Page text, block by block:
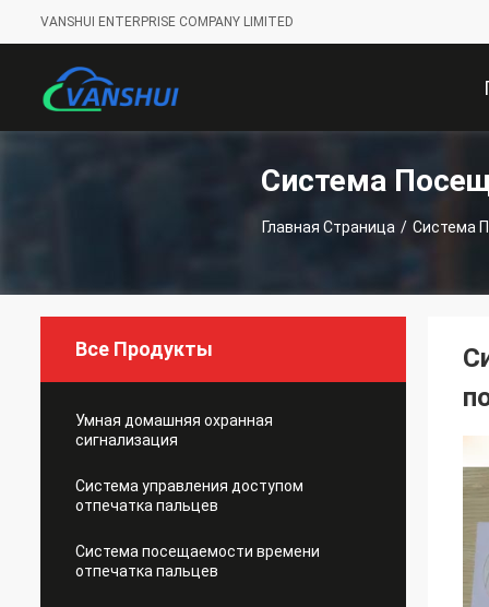
VANSHUI ENTERPRISE COMPANY LIMITED
Система
Главная Страница / Система
Все Продукты
Умная домашняя охранная
сигнализация
Система управления доступом
отпечатка пальцев
Система посещаемости времени
отпечатка пальцев